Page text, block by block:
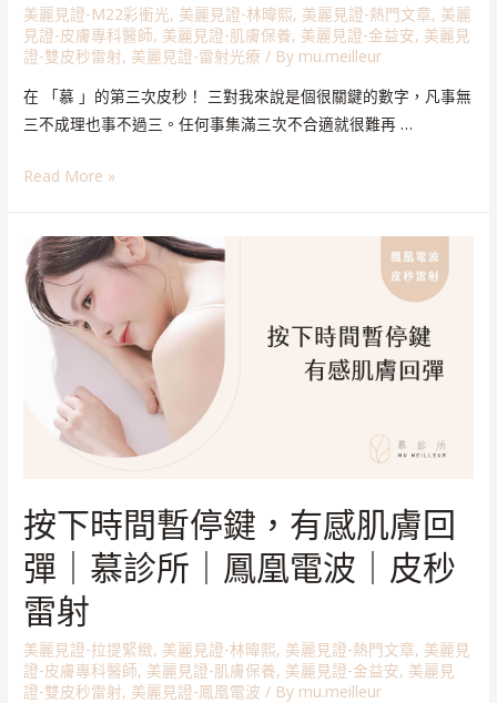
美麗見證-M22彩衝光, 美麗見證-林暐熙, 美麗見證-熱門文章, 美麗
見證-皮膚專科醫師, 美麗見證-肌膚保養, 美麗見證-金益安, 美麗見
證-雙皮秒雷射, 美麗見證-雷射光療 / By mu.meilleur
在 「慕 」的第三次皮秒！ 三對我來說是個很關鍵的數字，凡事無
三不成理也事不過三。任何事集滿三次不合適就很難再 …
Read More »
按下時間暫停鍵，有感肌膚回
彈｜慕診所｜鳳凰電波｜皮秒
雷射
美麗見證-拉提緊緻, 美麗見證-林暐熙, 美麗見證-熱門文章, 美麗見
證-皮膚專科醫師, 美麗見證-肌膚保養, 美麗見證-金益安, 美麗見
證-雙皮秒雷射, 美麗見證-鳳凰電波 / By mu.meilleur